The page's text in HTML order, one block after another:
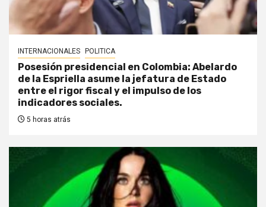
INTERNACIONALES POLITICA
Posesión presidencial en Colombia: Abelardo
de la Espriella asume la jefatura de Estado
entre el rigor fiscal y el impulso de los
indicadores sociales.
5 horas atrás